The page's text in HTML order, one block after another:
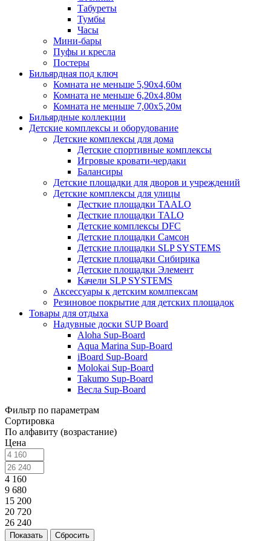
Табуреты
Тумбы
Часы
Мини-бары
Пуфы и кресла
Постеры
Бильярдная под ключ
Комната не меньше 5,90х4,60м
Комната не меньше 6,20х4,80м
Комната не меньше 7,00х5,20м
Бильярдные коллекции
Детские комплексы и оборудование
Детские комплексы для дома
Детские спортивные комплексы
Игровые кровати-чердаки
Балансиры
Детские площадки для дворов и учреждений
Детские комплексы для улицы
Десткие площадки TAALO
Десткие площадки TALO
Детские комплексы DFC
Детские площадки Самсон
Детские площадки SLP SYSTEMS
Детские площадки Сибирика
Детские площадки Элемент
Качели SLP SYSTEMS
Аксессуары к детским комлпексам
Резиновое покрытие для детских площадок
Товары для отдыха
Надувные доски SUP Board
Aloha Sup-Board
Aqua Marina Sup-Board
iBoard Sup-Board
Molokai Sup-Board
Takumo Sup-Board
Весла Sup-Board
Фильтр по параметрам
Сортировка
По алфавиту (возрастание)
Цена
4 160
9 680
15 200
20 720
26 240
Сбросить